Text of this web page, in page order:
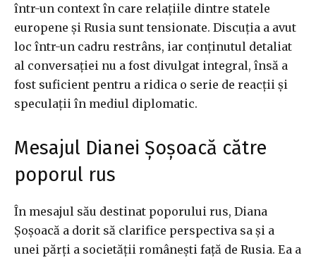
într-un context în care relațiile dintre statele
europene și Rusia sunt tensionate. Discuția a avut
loc într-un cadru restrâns, iar conținutul detaliat
al conversației nu a fost divulgat integral, însă a
fost suficient pentru a ridica o serie de reacții și
speculații în mediul diplomatic.
Mesajul Dianei Șoșoacă către
poporul rus
În mesajul său destinat poporului rus, Diana
Șoșoacă a dorit să clarifice perspectiva sa și a
unei părți a societății românești față de Rusia. Ea a